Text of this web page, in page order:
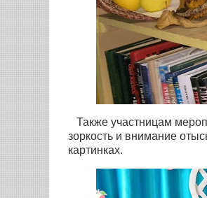
Также участницам
зоркость и внимание
картинках.